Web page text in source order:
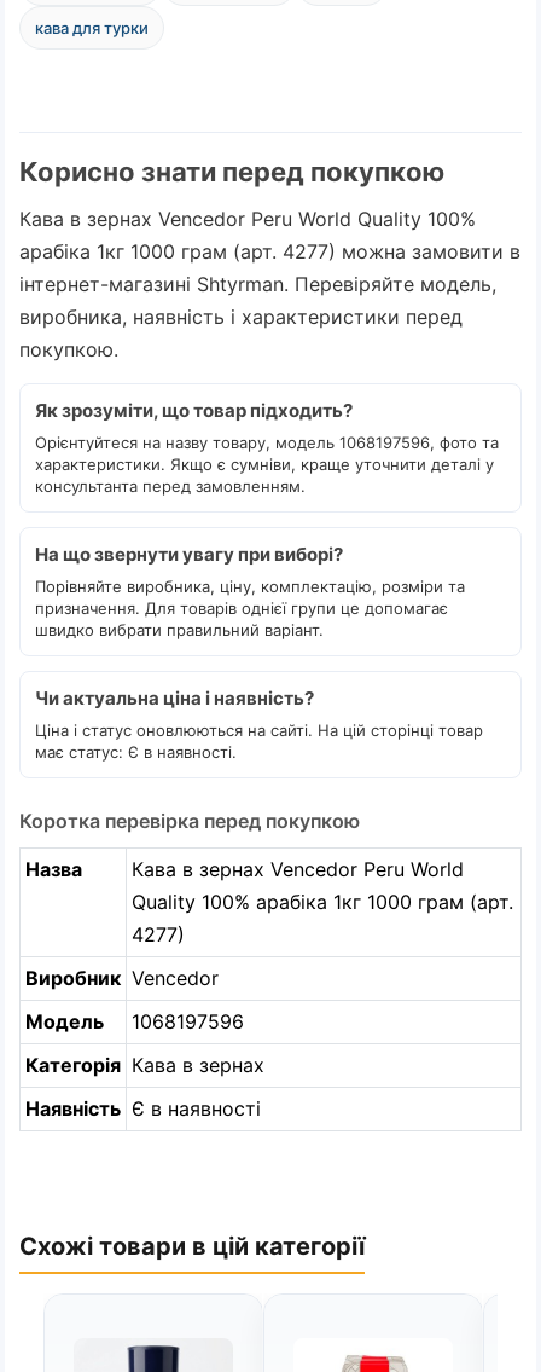
кава для турки
Корисно знати перед покупкою
Кава в зернах Vencedor Peru World Quality 100%
арабіка 1кг 1000 грам (арт. 4277) можна замовити в
інтернет-магазині Shtyrman. Перевіряйте модель,
виробника, наявність і характеристики перед
покупкою.
Як зрозуміти, що товар підходить?
Орієнтуйтеся на назву товару, модель 1068197596, фото та
характеристики. Якщо є сумніви, краще уточнити деталі у
консультанта перед замовленням.
На що звернути увагу при виборі?
Порівняйте виробника, ціну, комплектацію, розміри та
призначення. Для товарів однієї групи це допомагає
швидко вибрати правильний варіант.
Чи актуальна ціна і наявність?
Ціна і статус оновлюються на сайті. На цій сторінці товар
має статус: Є в наявності.
Коротка перевірка перед покупкою
Назва
Кава в зернах Vencedor Peru World
Quality 100% арабіка 1кг 1000 грам (арт.
4277)
Виробник Vencedor
Модель
1068197596
Категорія Кава в зернах
Наявність Є в наявності
Схожі товари в цій категорії